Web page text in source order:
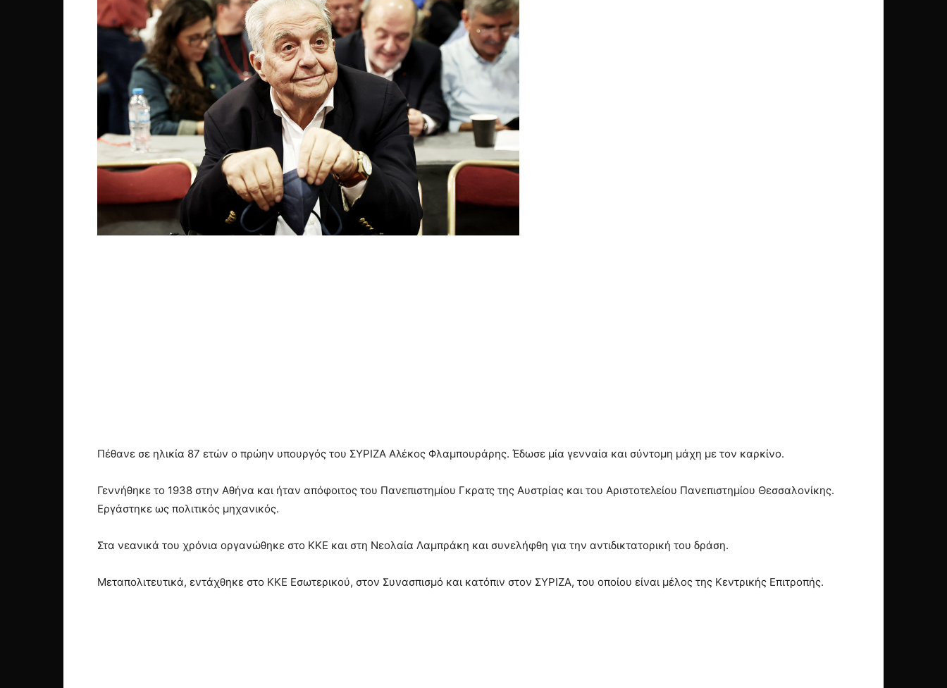
Πέθανε σε ηλικία 87 ετών ο πρώην υπουργός του ΣΥΡΙΖΑ Αλέκος Φλαμπουράρης. Έδωσε μία γενναία και σύντομη μάχη με τον καρκίνο.
Γεννήθηκε το 1938 στην Αθήνα και ήταν απόφοιτος του Πανεπιστημίου Γκρατς της Αυστρίας και του Αριστοτελείου Πανεπιστημίου Θεσσαλονίκης.
Εργάστηκε ως πολιτικός μηχανικός.
Στα νεανικά του χρόνια οργανώθηκε στο ΚΚΕ και στη Νεολαία Λαμπράκη και συνελήφθη για την αντιδικτατορική του δράση.
Μεταπολιτευτικά, εντάχθηκε στο ΚΚΕ Εσωτερικού, στον Συνασπισμό και κατόπιν στον ΣΥΡΙΖΑ, του οποίου είναι μέλος της Κεντρικής Επιτροπής.